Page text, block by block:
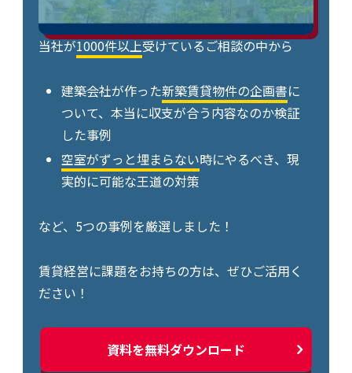
当社が1000件以上受けているご相談の中から
建築会社が作った新築賃貸物件の企画書に
ついて、本当に収支が合う内容なのか検証
した事例
空室がずっと埋まらない時にやるべき、現
実的に可能な王道の対策
など、5つの事例を厳選しました！
賃貸経営に課題をお持ちの方は、ぜひご活用く
ださい！
資料を無料ダウンロード